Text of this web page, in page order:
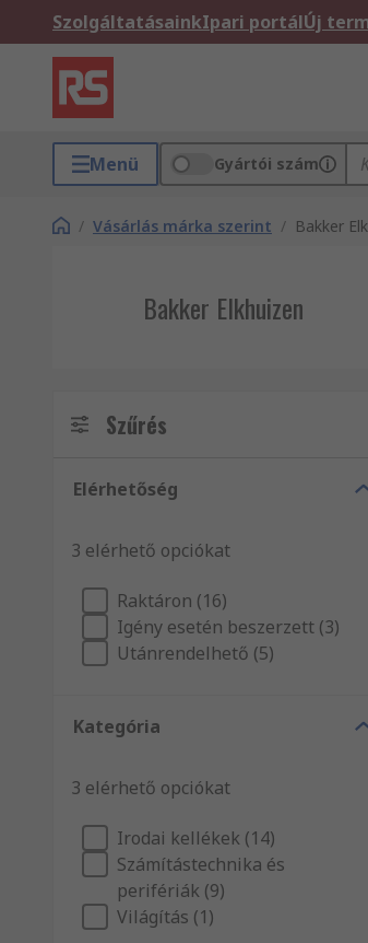
SzolgáltatásainkIpari portálÚj
Menü Gyártói szám
/ Vásárlás márka szerint / Bakker
Bakker Elkhuizen
Szűrés
Elérhetőség
3 elérhető opciókat
Raktáron (16)
Igény esetén beszerzett (3)
Utánrendelhető (5)
Kategória
3 elérhető opciókat
Irodai kellékek (14)
Számítástechnika és
perifériák (9)
Világítás (1)